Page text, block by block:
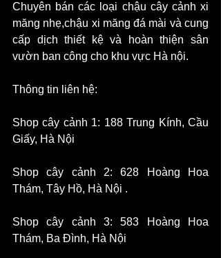
Chuyên bán các loại chậu cây cảnh xi
măng nhẹ,chậu xi măng đá mài và cung
cấp dịch thiết kệ và hoàn thiện sân
vườn ban công cho khu vực Hà nội.
Thông tin liên hệ:
Shop cây cảnh 1: 188 Trung Kính, Cầu
Giấy, Hà Nội
​Shop cây cảnh 2: 628 Hoàng Hoa
Thám, Tây Hồ, Hà Nội .
Shop cây cảnh 3: 583 Hoàng Hoa
Thám, Ba Đình, Hà Nội